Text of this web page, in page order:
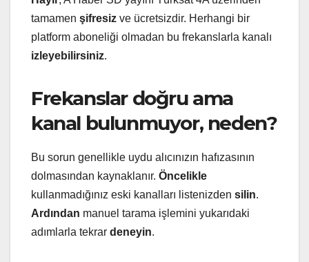
tamamen şifresiz ve ücretsizdir. Herhangi bir
platform aboneliği olmadan bu frekanslarla kanalı
izleyebilirsiniz.
Frekanslar doğru ama
kanal bulunmuyor, neden?
Bu sorun genellikle uydu alıcınızın hafızasının
dolmasından kaynaklanır. Öncelikle
kullanmadığınız eski kanalları listenizden silin.
Ardından manuel tarama işlemini yukarıdaki
adımlarla tekrar deneyin.